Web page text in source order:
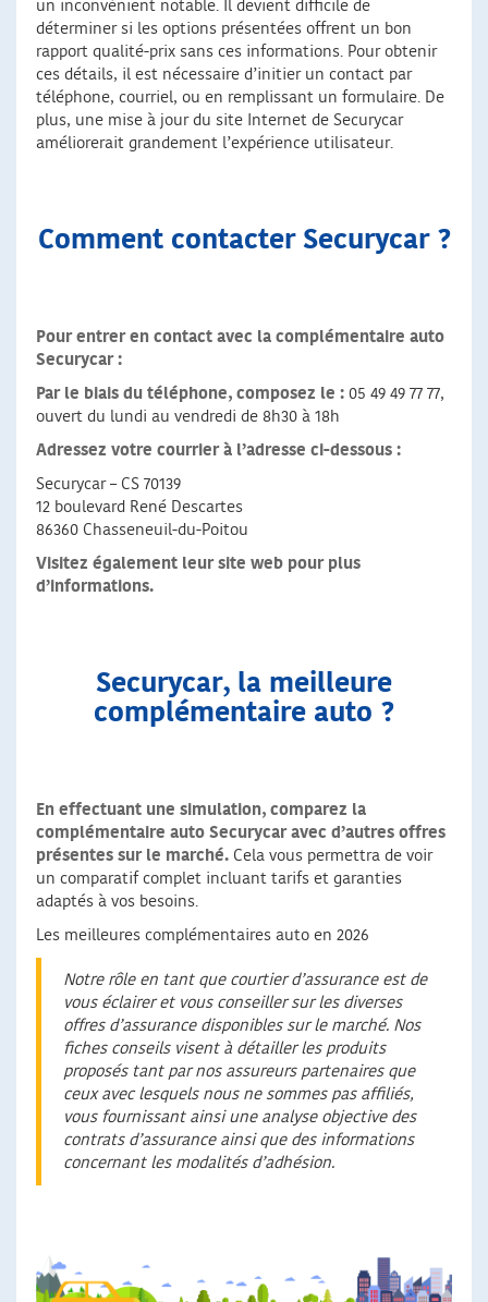
un inconvénient notable. Il devient difficile de
déterminer si les options présentées offrent un bon
rapport qualité-prix sans ces informations. Pour obtenir
ces détails, il est nécessaire d’initier un contact par
téléphone, courriel, ou en remplissant un formulaire. De
plus, une mise à jour du site Internet de Securycar
améliorerait grandement l’expérience utilisateur.
Comment contacter Securycar ?
Pour entrer en contact avec la complémentaire auto
Securycar :
Par le biais du téléphone, composez le : 05 49 49 77 77,
ouvert du lundi au vendredi de 8h30 à 18h
Adressez votre courrier à l’adresse ci-dessous :
Securycar – CS 70139
12 boulevard René Descartes
86360 Chasseneuil-du-Poitou
Visitez également leur site web pour plus
d’informations.
Securycar, la meilleure
complémentaire auto ?
En effectuant une simulation, comparez la
complémentaire auto Securycar avec d’autres offres
présentes sur le marché. Cela vous permettra de voir
un comparatif complet incluant tarifs et garanties
adaptés à vos besoins.
Les meilleures complémentaires auto en 2026
Notre rôle en tant que courtier d’assurance est de
vous éclairer et vous conseiller sur les diverses
offres d’assurance disponibles sur le marché. Nos
fiches conseils visent à détailler les produits
proposés tant par nos assureurs partenaires que
ceux avec lesquels nous ne sommes pas affiliés,
vous fournissant ainsi une analyse objective des
contrats d’assurance ainsi que des informations
concernant les modalités d’adhésion.